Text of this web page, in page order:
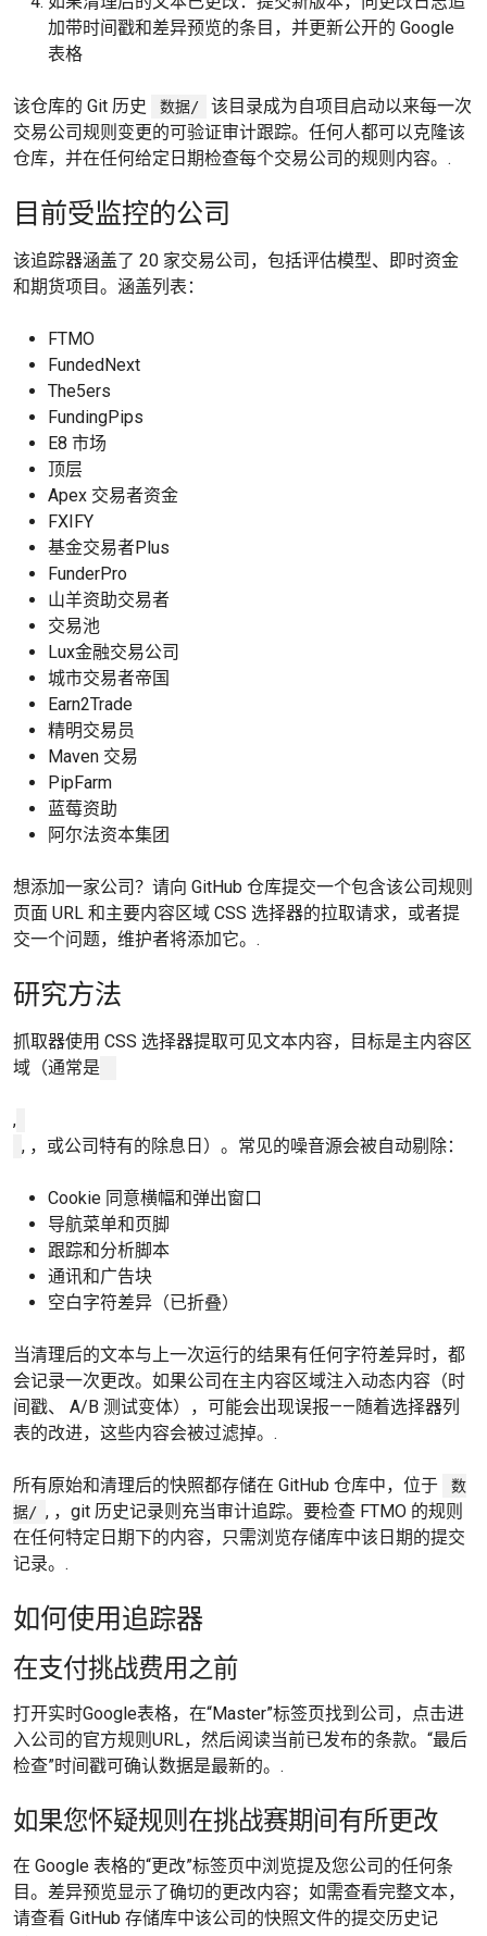
加带时间戳和差异预览的条目，并更新公开的 Google
表格
该仓库的 Git 历史 数据/
该目录成为自项目启动以来每一次
交易公司规则变更的可验证审计跟踪。任何人都可以克隆该
仓库，并在任何给定日期检查每个交易公司的规则内容。.
目前受监控的公司
该追踪器涵盖了 20 家交易公司，包括评估模型、即时资金
和期货项目。涵盖列表：
FTMO
FundedNext
The5ers
FundingPips
E8 市场
顶层
Apex 交易者资金
FXIFY
基金交易者Plus
FunderPro
山羊资助交易者
交易池
Lux金融交易公司
城市交易者帝国
Earn2Trade
精明交易员
Maven 交易
PipFarm
蓝莓资助
阿尔法资本集团
想添加一家公司？请向 GitHub 仓库提交一个包含该公司规则
页面 URL 和主要内容区域 CSS 选择器的拉取请求，或者提
交一个问题，维护者将添加它。.
研究方法
抓取器使用 CSS 选择器提取可见文本内容，目标是主内容区
域（通常是
,
, ，或公司特有的除息日）。常见的噪音源会被自动剔除：
Cookie 同意横幅和弹出窗口
导航菜单和页脚
跟踪和分析脚本
通讯和广告块
空白字符差异（已折叠）
当清理后的文本与上一次运行的结果有任何字符差异时，都
会记录一次更改。如果公司在主内容区域注入动态内容（时
间戳、 A/B 测试变体），可能会出现误报——随着选择器列
表的改进，这些内容会被过滤掉。.
所有原始和清理后的快照都存储在 GitHub 仓库中，位于
数
据/ , ，git 历史记录则充当审计追踪。要检查 FTMO 的规则
在任何特定日期下的内容，只需浏览存储库中该日期的提交
记录。.
如何使用追踪器
在支付挑战费用之前
打开实时Google表格，在“Master”标签页找到公司，点击进
入公司的官方规则URL，然后阅读当前已发布的条款。“最后
检查”时间戳可确认数据是最新的。.
如果您怀疑规则在挑战赛期间有所更改
在 Google 表格的“更改”标签页中浏览提及您公司的任何条
目。差异预览显示了确切的更改内容；如需查看完整文本，
请查看 GitHub 存储库中该公司的快照文件的提交历史记